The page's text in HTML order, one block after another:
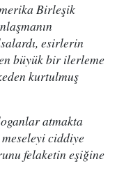
Birleşik
esirlerin
büyük bir ilerleme
kurtulmuş
atmakta
ciddiye
felaketin eşiğine